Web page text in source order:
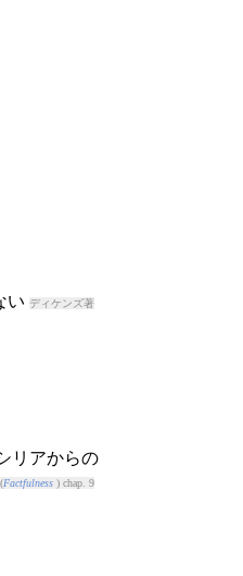
い ディケンズ著
リアからの
Factfulness) chap. 9